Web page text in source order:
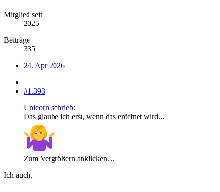
Mitglied seit
2025
Beiträge
335
24. Apr 2026
#1.393
Unicorn schrieb:
Das glaube ich erst, wenn das eröffnet wird...
Zum Vergrößern anklicken....
Ich auch.